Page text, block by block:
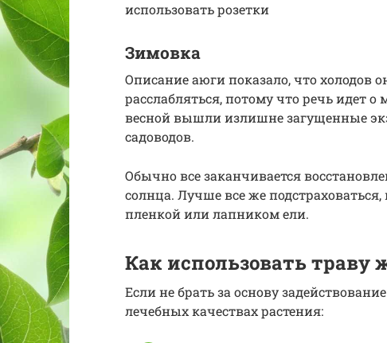
использовать розетки
Зимовка
Описание аюги показало, что холодов
расслабляться, потому что речь идет о
весной вышли излишне загущенные
садоводов.
Обычно все заканчивается
солнца. Лучше все же
пленкой или лапником ели.
Как использовать траву
Если не брать за основу
лечебных качествах растения: